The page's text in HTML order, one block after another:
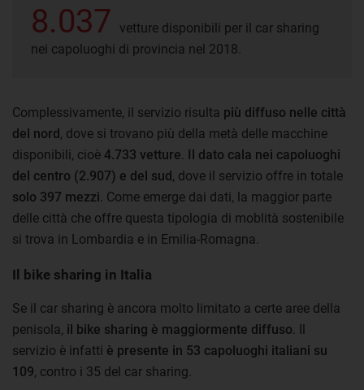
8.037
vetture disponibili per il car sharing
nei capoluoghi di provincia nel 2018.
Complessivamente, il servizio risulta più diffuso nelle città
del nord, dove si trovano più della metà delle macchine
disponibili, cioè 4.733 vetture Il dato cala nei capoluoghi
del centro (2.907) e del sud, dove il servizio offre in totale
solo 397 mezzi . Come emerge dai dati, la maggior parte
delle città che offre questa tipologia di moblità sostenibile
si trova in Lombardia e in Emilia-Romagna.
Il bike sharing in Italia
Se il car sharing è ancora molto limitato a certe aree della
penisola, il bike sharing è maggiormente diffuso . Il
servizio è infatti è presente in 53 capoluoghi italiani su
109, contro i 35 del car sharing.